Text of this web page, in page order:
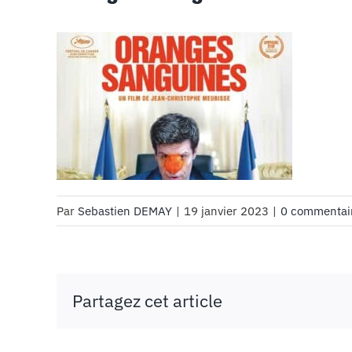
Par Sebastien DEMAY | 19 janvier 2023 | 0
Partagez cet article